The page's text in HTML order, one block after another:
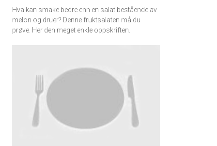
Hva kan smake bedre enn en salat bestående av
melon og druer? Denne fruktsalaten må du
prøve. Her den meget enkle oppskriften.